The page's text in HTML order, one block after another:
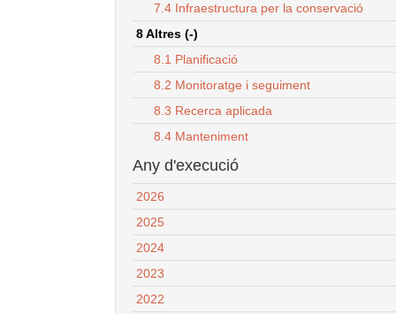
7.4 Infraestructura per la conservació
8 Altres (-)
8.1 Planificació
8.2 Monitoratge i seguiment
8.3 Recerca aplicada
8.4 Manteniment
Any d'execució
2026
2025
2024
2023
2022